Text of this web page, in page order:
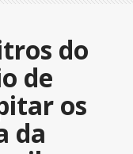
do
de
os
da